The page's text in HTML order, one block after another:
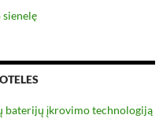
baterijų įkrovimo technologiją